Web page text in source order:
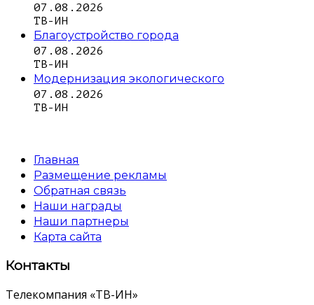
07.08.2026
ТВ-ИН
Благоустройство города
07.08.2026
ТВ-ИН
Модернизация экологического
07.08.2026
ТВ-ИН
Главная
Размещение рекламы
Обратная связь
Наши награды
Наши партнеры
Карта сайта
Контакты
Телекомпания «ТВ-ИН»